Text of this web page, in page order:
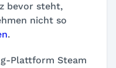
bevor steht,
nicht so
.
Plattform Steam